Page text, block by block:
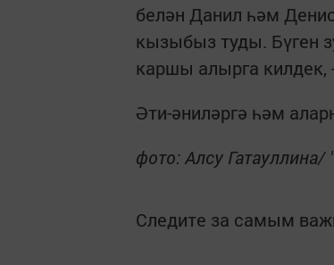
белән Данил һәм
кызыбыз туды. Бүген
каршы алырга килдек,
Әти-әниләргә һәм
фото: Алсу
Следите за самым